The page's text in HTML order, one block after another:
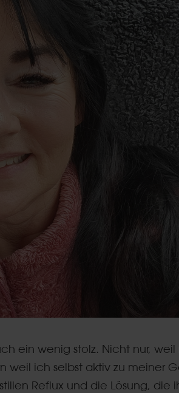
ein wenig stolz. Nicht nur,
weil ich selbst aktiv zu meiner
Reflux und die Lösung, die